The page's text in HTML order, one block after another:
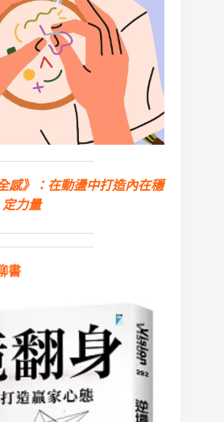
感》：在動盪中打造內在穩
定力量
書